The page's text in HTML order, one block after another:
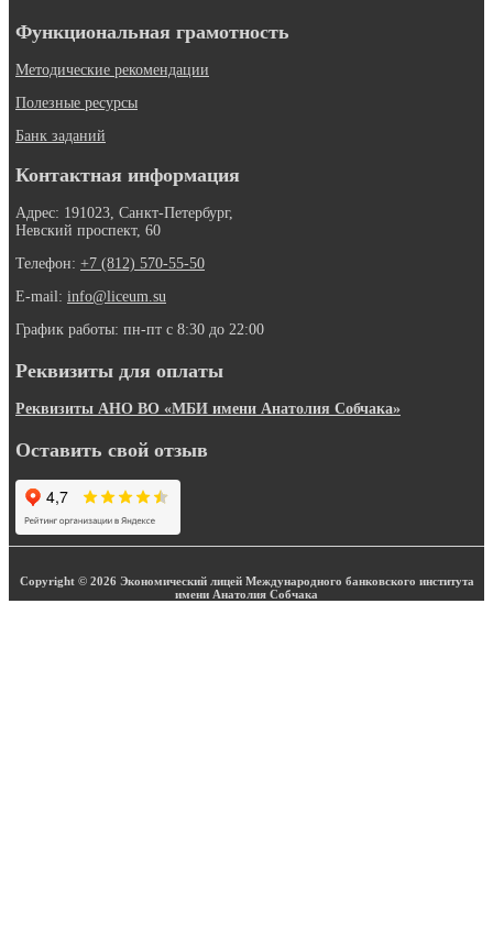
Функциональная грамотность
Методические рекомендации
Полезные ресурсы
Банк заданий
Контактная информация
Адрес: 191023, Санкт-Петербург,
Невский проспект, 60
Телефон: +7 (812) 570-55-50
E-mail: info@liceum.su
График работы: пн-пт с 8:30 до 22:00
Реквизиты для оплаты
Реквизиты АНО ВО «МБИ имени Анатолия Собчака»
Оставить свой отзыв
Copyright © 2026 Экономический лицей Международного банковского института
имени Анатолия Собчака